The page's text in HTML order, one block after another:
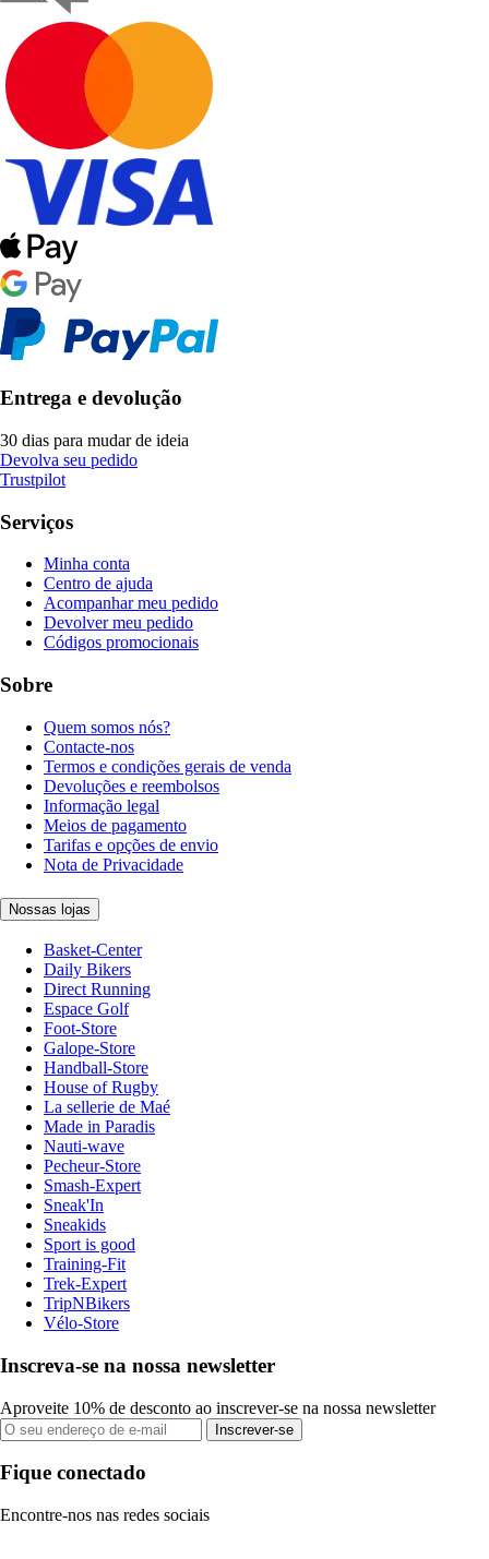
Entrega e devolução
30 dias para mudar de ideia
Devolva seu pedido
Trustpilot
Serviços
Minha conta
Centro de ajuda
Acompanhar meu pedido
Devolver meu pedido
Códigos promocionais
Sobre
Quem somos nós?
Contacte-nos
Termos e condições gerais de venda
Devoluções e reembolsos
Informação legal
Meios de pagamento
Tarifas e opções de envio
Nota de Privacidade
Nossas lojas
Basket-Center
Daily Bikers
Direct Running
Espace Golf
Foot-Store
Galope-Store
Handball-Store
House of Rugby
La sellerie de Maé
Made in Paradis
Nauti-wave
Pecheur-Store
Smash-Expert
Sneak'In
Sneakids
Sport is good
Training-Fit
Trek-Expert
TripNBikers
Vélo-Store
Inscreva-se na nossa newsletter
Aproveite 10% de desconto ao inscrever-se na nossa newsletter
Inscrever-se
Fique conectado
Encontre-nos nas redes sociais